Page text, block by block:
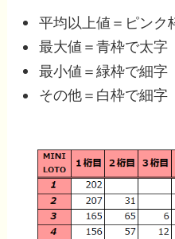
平均以上値＝ピンク
最大値＝青枠で太字
最小値＝緑枠で細字
その他＝白枠で細字